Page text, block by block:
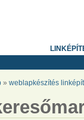
» weblapkészítés